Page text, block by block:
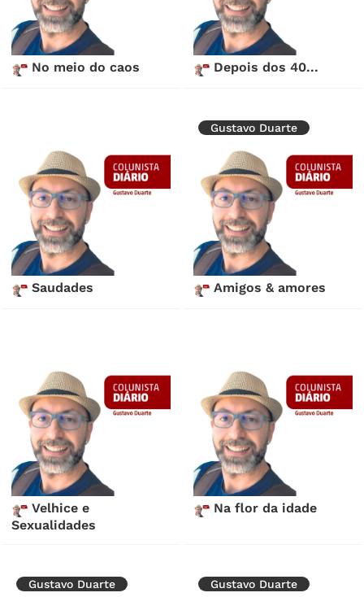
No meio do caos Depois dos 40...
Saudades
Gustavo Duarte
Amigos & amores
Velhice e
Sexualidades
Na flor da idade
Gustavo Duarte Gustavo Duarte